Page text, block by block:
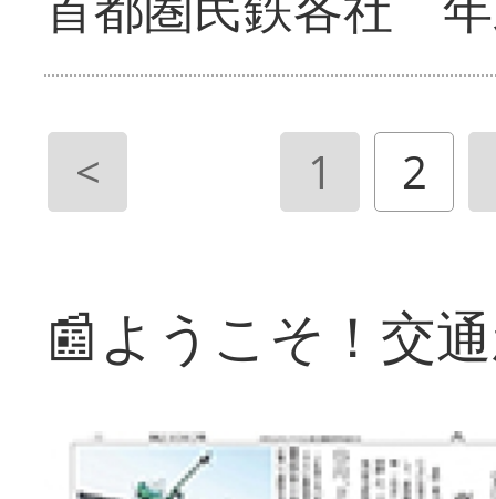
< 1 2
📰ようこそ！交